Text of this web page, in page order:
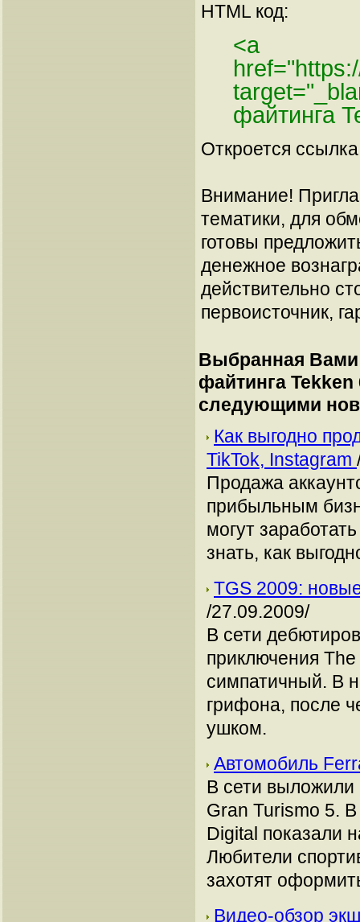
HTML код:
<a
файтинга
Откроется
Внимание!
тематики, для
готовы
денежное
действительно
первоисточник,
Выбранная Вами
файтинга Tekken
следующими
Как выгодно
TikTok, Instagram
Продажа
прибыльным
могут
знать, как
TGS 2009:
/27.09.2009/
В сети
приключения
симпатичный. В
грифона, после
ушком.
Автомобиль
В сети выложили
Gran Turismo 5. В
Digital показали
Любители
захотят
Видео-обзор